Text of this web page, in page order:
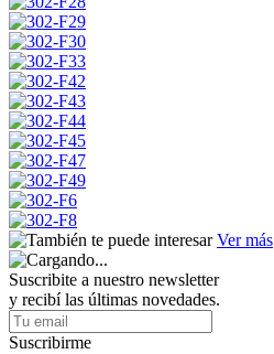
Ver más
Suscribite a nuestro newsletter
y recibí las últimas novedades.
Suscribirme